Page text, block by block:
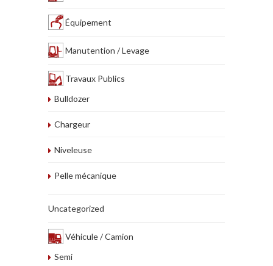
Équipement
Manutention / Levage
Travaux Publics
Bulldozer
Chargeur
Niveleuse
Pelle mécanique
Uncategorized
Véhicule / Camion
Semi